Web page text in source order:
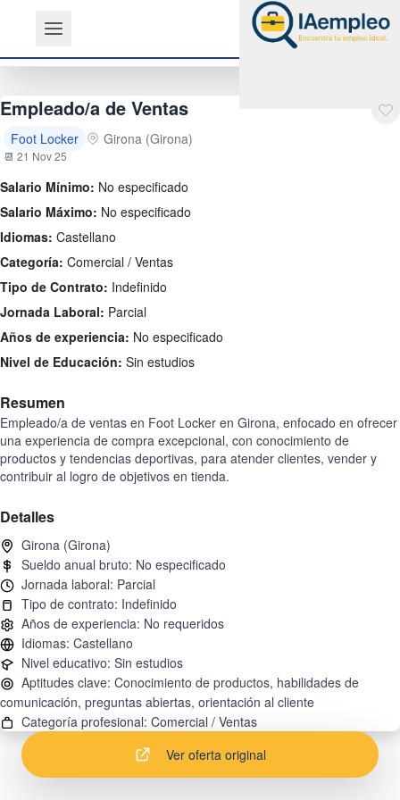
Empleado/a de Ventas
Foot Locker Girona (Girona)
📆 21 Nov 25
Salario Mínimo: No especificado
Salario Máximo: No especificado
Idiomas: Castellano
Categoría: Comercial / Ventas
Tipo de Contrato: Indefinido
Jornada Laboral: Parcial
Años de experiencia: No especificado
Nivel de Educación: Sin estudios
Resumen
Empleado/a de ventas en Foot Locker en Girona, enfocado en ofrecer
una experiencia de compra excepcional, con conocimiento de
productos y tendencias deportivas, para atender clientes, vender y
contribuir al logro de objetivos en tienda.
Detalles
Aptitudes clave: Conocimiento de productos, habilidades de
Ver oferta original